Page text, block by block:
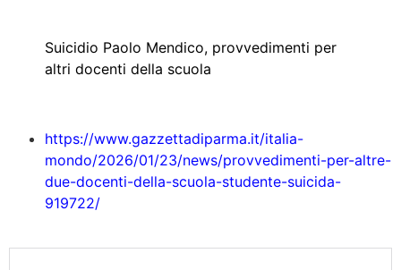
Suicidio Paolo Mendico, provvedimenti per
altri docenti della scuola
https://www.gazzettadiparma.it/italia-
mondo/2026/01/23/news/provvedimenti-per-altre-
due-docenti-della-scuola-studente-suicida-
919722/